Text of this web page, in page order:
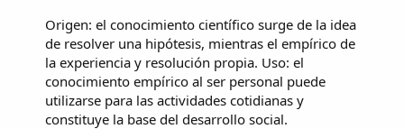
Origen: el conocimiento científico surge de la idea
de resolver una hipótesis, mientras el empírico de
la experiencia y resolución propia. Uso: el
conocimiento empírico al ser personal puede
utilizarse para las actividades cotidianas y
constituye la base del desarrollo social.